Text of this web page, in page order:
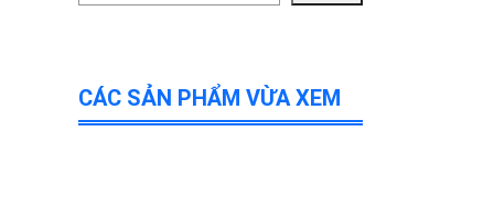
CÁC SẢN PHẨM VỪA XEM